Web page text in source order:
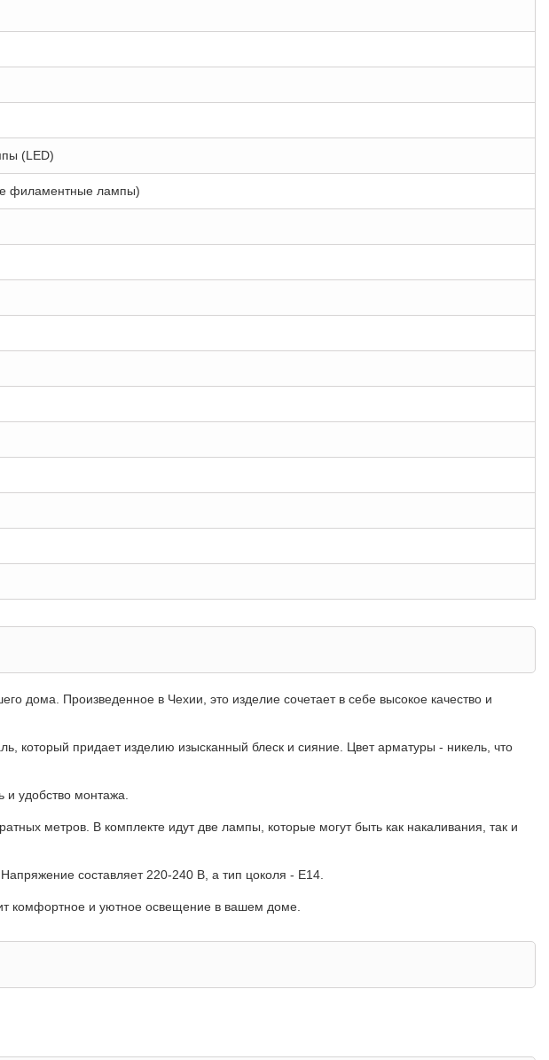
(LED)
филаментные лампы)
дома. Произведенное в Чехии, это изделие сочетает в себе высокое качество и
который придает изделию изысканный блеск и сияние. Цвет арматуры - никель, что
и удобство монтажа.
метров. В комплекте идут две лампы, которые могут быть как накаливания, так и
составляет 220-240 В, а тип цоколя - E14.
комфортное и уютное освещение в вашем доме.